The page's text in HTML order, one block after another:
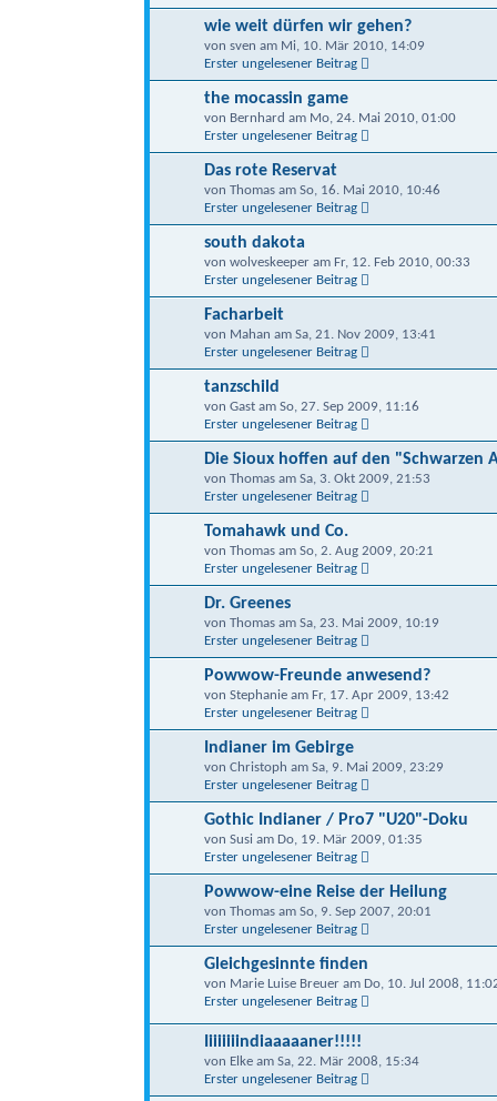
wie weit dürfen wir gehen?
von sven am Mi, 10. Mär 2010, 14:09
Erster ungelesener Beitrag
the mocassin game
von Bernhard am Mo, 24. Mai 2010, 01:00
Erster ungelesener Beitrag
Das rote Reservat
von Thomas am So, 16. Mai 2010, 10:46
Erster ungelesener Beitrag
south dakota
von wolveskeeper am Fr, 12. Feb 2010, 00:33
Erster ungelesener Beitrag
Facharbeit
von Mahan am Sa, 21. Nov 2009, 13:41
Erster ungelesener Beitrag
tanzschild
von Gast am So, 27. Sep 2009, 11:16
Erster ungelesener Beitrag
Die Sioux hoffen auf den "Schwarzen
von Thomas am Sa, 3. Okt 2009, 21:53
Erster ungelesener Beitrag
Tomahawk und Co.
von Thomas am So, 2. Aug 2009, 20:21
Erster ungelesener Beitrag
Dr. Greenes
von Thomas am Sa, 23. Mai 2009, 10:19
Erster ungelesener Beitrag
Powwow-Freunde anwesend?
von Stephanie am Fr, 17. Apr 2009, 13:42
Erster ungelesener Beitrag
Indianer im Gebirge
von Christoph am Sa, 9. Mai 2009, 23:29
Erster ungelesener Beitrag
Gothic Indianer / Pro7 "U20"-Doku
von Susi am Do, 19. Mär 2009, 01:35
Erster ungelesener Beitrag
Powwow-eine Reise der Heilung
von Thomas am So, 9. Sep 2007, 20:01
Erster ungelesener Beitrag
Gleichgesinnte finden
von Marie Luise Breuer am Do, 10. Jul 2008,
Erster ungelesener Beitrag
Iiiiiiiindiaaaaaner!!!!!
von Elke am Sa, 22. Mär 2008, 15:34
Erster ungelesener Beitrag